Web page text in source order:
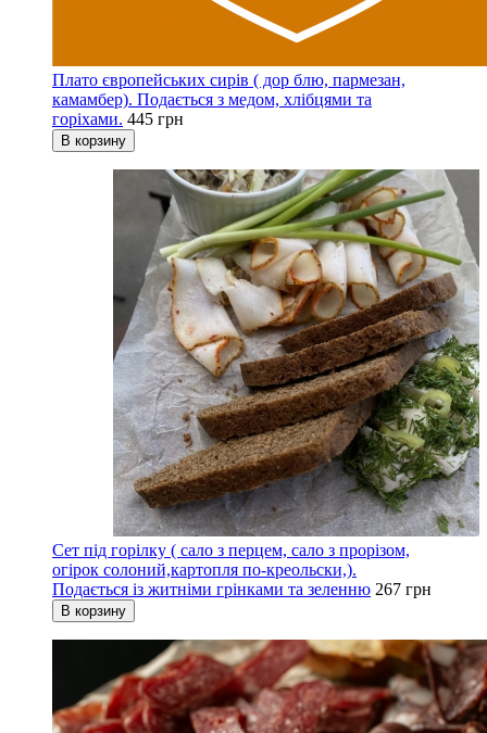
Плато європейських сирів ( дор блю, пармезан,
камамбер). Подається з медом, хлібцями та
горіхами. 445 грн
В корзину
Сет під горілку ( cало з перцем, сало з прорізом,
огірок солоний,картопля по-креольски,).
Подається із житніми грінками та зеленню 267 грн
В корзину